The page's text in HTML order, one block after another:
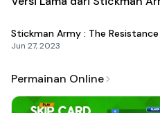
Stickman Army : The Resistance
Jun 27, 2023
Permainan Online